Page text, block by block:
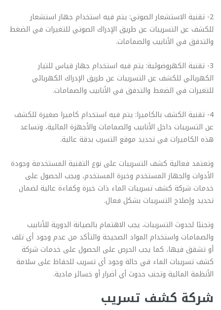
2- تقنية الاستشعار الصوتي: يتم فيه استخدام جهاز استشعار
للكشف عن التسريبات عن طريق الإدراك الصوتي للتغيرات في الضغط
والتدفق في الأنابيب والصمامات.
3- تقنية الكهروضوئية: يتم فيه استخدام جهاز قياس للتيار
الكهربائي للكشف عن التسريبات عن طريق الإدراك الكهربائي
للتغيرات في الضغط والتدفق في الأنابيب والصمامات.
4- تقنية الكشف بالكاميرا: يتم فيه استخدام كاميرا صغيرة للكشف
عن التسريبات داخل الأنابيب والصمامات والأجهزة المائية، وتساعد
هذه الكاميرات في تحديد موقع التسرب بدقة عالية.
وتعتمد فعالية كشف التسريبات على نوع التقنية المستخدمة وجودة
الأدوات والجهاز المستخدم وخبرة المستخدم، ويجب الحصول على
خدمات شركة كشف تسريبات الماء ذات خبرة وكفاءة عالية لضمان
تحديد وإصلاح التسريبات بشكل فعال.
وتجنبًا لحدوث التسريبات، يجب الاهتمام بالصيانة الدورية للأنابيب
والصمامات واستخدام المواد الصحيحة والتأكد من عدم وجود أي تلف
أو تشقق فيها، كما يجب الحرص على الحصول على خدمات شركة
كشف تسريبات الماء في حالة وجود أي تسريب للحفاظ على سلامة
الأنظمة المائية وتجنب حدوث أي أضرار أو خسائر مادية.
شركة كشف تسريب